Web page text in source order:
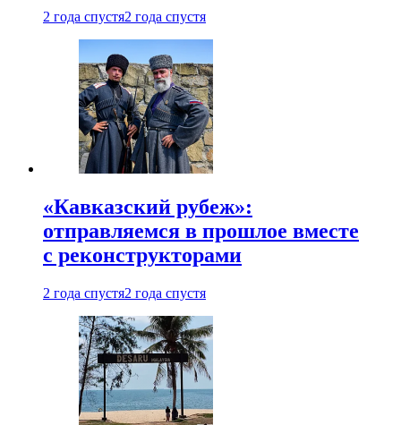
2 года спустя2 года спустя
«Кавказский рубеж»:
отправляемся в прошлое вместе
с реконструкторами
2 года спустя2 года спустя